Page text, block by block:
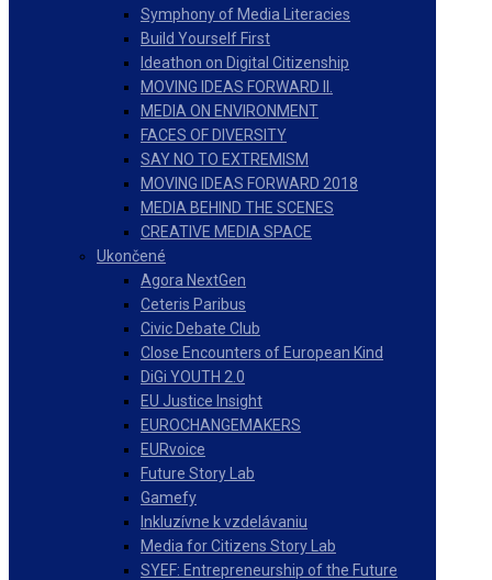
Symphony of Media Literacies
Build Yourself First
Ideathon on Digital Citizenship
MOVING IDEAS FORWARD II.
MEDIA ON ENVIRONMENT
FACES OF DIVERSITY
SAY NO TO EXTREMISM
MOVING IDEAS FORWARD 2018
MEDIA BEHIND THE SCENES
CREATIVE MEDIA SPACE
Ukončené
Agora NextGen
Ceteris Paribus
Civic Debate Club
Close Encounters of European Kind
DiGi YOUTH 2.0
EU Justice Insight
EUROCHANGEMAKERS
EURvoice
Future Story Lab
Gamefy
Inkluzívne k vzdelávaniu
Media for Citizens Story Lab
SYEF: Entrepreneurship of the Future